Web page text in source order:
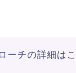
ーチの詳細は